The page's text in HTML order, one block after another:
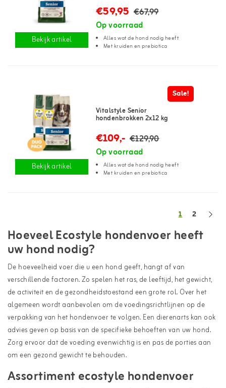
Bekijk artikel
€59,95 €67,99
Op voorraad
Alles wat de hond nodig heeft
Met kruiden en prebiotica
Bekijk artikel
Sale!
Vitalstyle Senior
hondenbrokken 2x12 kg
€109,- €129,90
Op voorraad
Alles wat de hond nodig heeft
Met kruiden en prebiotica
1 2
Hoeveel Ecostyle hondenvoer heeft
uw hond nodig?
De hoeveelheid voer die u een hond geeft, hangt af van
verschillende factoren. Zo spelen het ras, de leeftijd, het gewicht,
de activiteit en de gezondheidstoestand een grote rol. Over het
algemeen wordt aanbevolen om de voedingsrichtlijnen op de
verpakking van het hondenvoer te volgen. Een dierenarts kan ook
advies geven op basis van de specifieke behoeften van uw hond.
Zorg ervoor dat de voeding evenwichtig is en pas de porties aan
om een gezond gewicht te behouden.
Assortiment ecostyle hondenvoer